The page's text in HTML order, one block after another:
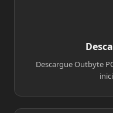
Descargue Outbyte